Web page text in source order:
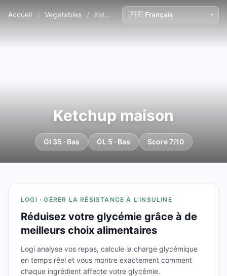
Accueil / Vegetables / Ketchup maison
Ketchup maison
GI 35 · Bas GL 5 · Bas Score 7/10
LOGI · GÉRER LA RÉSISTANCE À L'INSULINE
Réduisez votre glycémie grâce à de
meilleurs choix alimentaires
Logi analyse vos repas, calcule la charge glycémique
en temps réel et vous montre exactement comment
chaque ingrédient affecte votre glycémie.